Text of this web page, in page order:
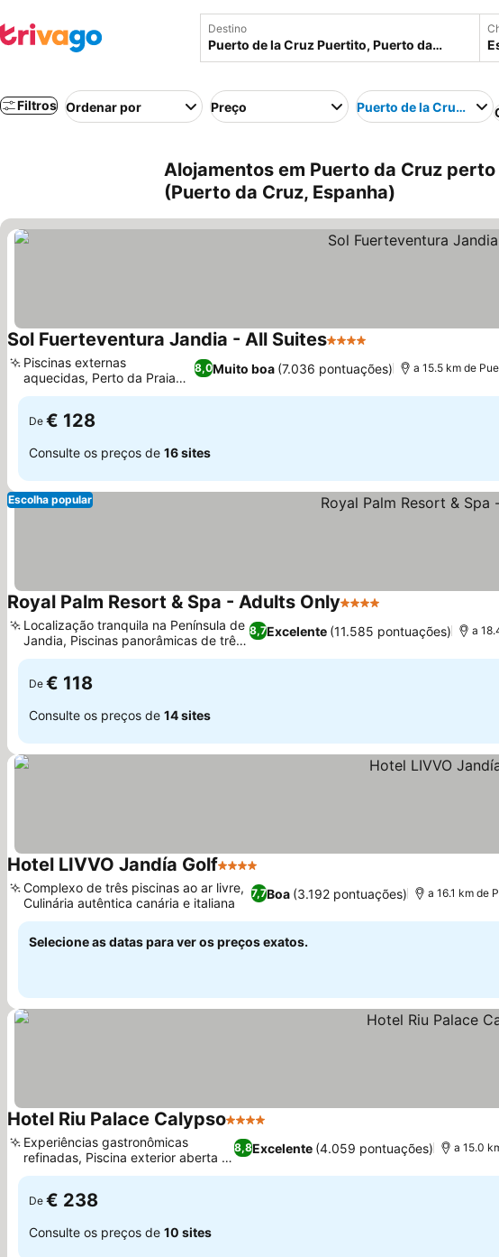
Destino
Filtros Ordenar por Preço Puerto de la Cruz
Alojamentos em Puerto da Cruz
(Puerto da Cruz, Espanha)
Sol Fuerteventura Jandia - All Suites4 Estrelas
8,0Muito boa (7.036 pontuações)
Piscinas externas
aquecidas, Perto da Praia
de Jandía
a 15.5 km de
De € 128
Consulte os preços de 16 sites
Escolha popular
Royal Palm Resort & Spa - Adults Only4 Estrelas
8,7Excelente (11.585 pontuações)
Localização tranquila na Península de
Jandia, Piscinas panorâmicas de três
níveis
a
De € 118
Consulte os preços de 14 sites
Hotel LIVVO Jandía Golf4 Estrelas
7,7Boa (3.192 pontuações)
Complexo de três piscinas ao ar livre,
Culinária autêntica canária e italiana
a 16.1 km de
Selecione as datas para ver os preços exatos.
Hotel Riu Palace Calypso4 Estrelas
8,8Excelente (4.059 pontuações)
Experiências gastronômicas
refinadas, Piscina exterior aberta o
ano todo
a 15.0
De € 238
Consulte os preços de 10 sites